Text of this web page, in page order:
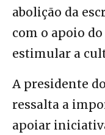
abolição da
com o apoio
estimular a
A presidente
ressalta a
apoiar